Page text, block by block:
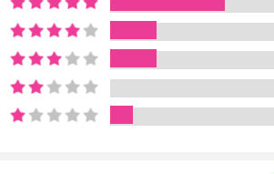
권합니다. 다른 곳이 아닌 바로 이 세상을 바
돌려읽고 싶은 일기예요. 일기는 어디까지 갈 수 있을까? 훔쳐보고
돌려읽는 일기의 재미와 묘미 탐구 시리즈의
로운 세계를 보는 새로운 시대의 시각. 민음사
들’이 출간되었다. 박살 난 이 세계를 교정하